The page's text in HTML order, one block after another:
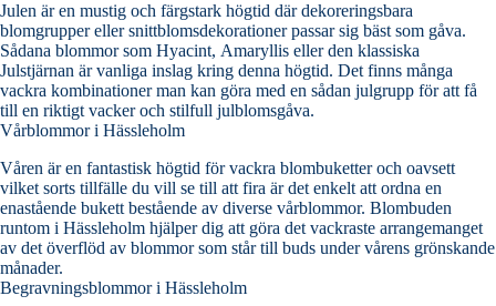
Julen är en mustig och färgstark högtid där dekoreringsbara
blomgrupper eller snittblomsdekorationer passar sig bäst som gåva.
Sådana blommor som Hyacint, Amaryllis eller den klassiska
Julstjärnan är vanliga inslag kring denna högtid. Det finns många
vackra kombinationer man kan göra med en sådan julgrupp för att få
till en riktigt vacker och stilfull julblomsgåva.
Vårblommor i Hässleholm
Våren är en fantastisk högtid för vackra blombuketter och oavsett
vilket sorts tillfälle du vill se till att fira är det enkelt att ordna en
enastående bukett bestående av diverse vårblommor. Blombuden
runtom i Hässleholm hjälper dig att göra det vackraste arrangemanget
av det överflöd av blommor som står till buds under vårens grönskande
månader.
Begravningsblommor i Hässleholm